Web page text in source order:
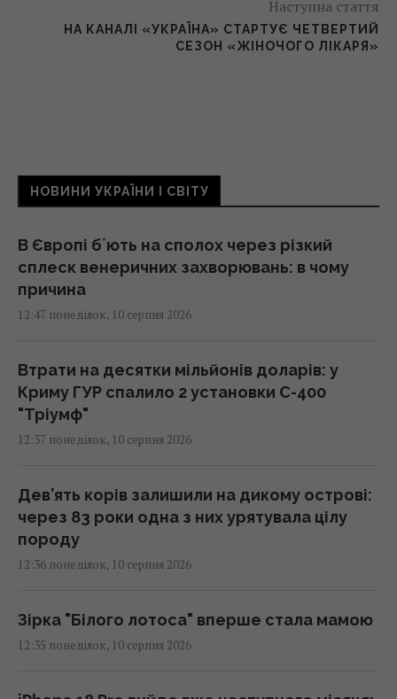
Наступна стаття
НА КАНАЛІ «УКРАЇНА» СТАРТУЄ ЧЕТВЕРТИЙ
СЕЗОН «ЖІНОЧОГО ЛІКАРЯ»
НОВИНИ УКРАЇНИ І СВІТУ
В Європі бʼють на сполох через різкий
сплеск венеричних захворювань: в чому
причина
12:47 понеділок, 10 серпня 2026
Втрати на десятки мільйонів доларів: у
Криму ГУР спалило 2 установки С-400
"Тріумф"
12:37 понеділок, 10 серпня 2026
Дев’ять корів залишили на дикому острові:
через 83 роки одна з них урятувала цілу
породу
12:36 понеділок, 10 серпня 2026
Зірка "Білого лотоса" вперше стала мамою
12:35 понеділок, 10 серпня 2026